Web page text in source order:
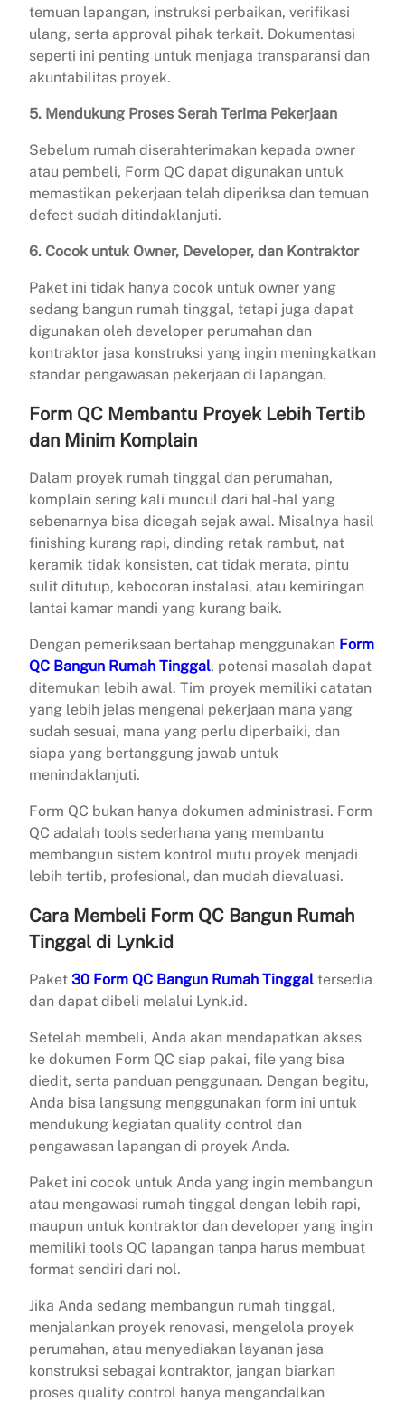
temuan lapangan, instruksi perbaikan, verifikasi
ulang, serta approval pihak terkait. Dokumentasi
seperti ini penting untuk menjaga transparansi dan
akuntabilitas proyek.
5. Mendukung Proses Serah Terima Pekerjaan
Sebelum rumah diserahterimakan kepada owner
atau pembeli, Form QC dapat digunakan untuk
memastikan pekerjaan telah diperiksa dan temuan
defect sudah ditindaklanjuti.
6. Cocok untuk Owner, Developer, dan Kontraktor
Paket ini tidak hanya cocok untuk owner yang
sedang bangun rumah tinggal, tetapi juga dapat
digunakan oleh developer perumahan dan
kontraktor jasa konstruksi yang ingin meningkatkan
standar pengawasan pekerjaan di lapangan.
Form QC Membantu Proyek Lebih Tertib
dan Minim Komplain
Dalam proyek rumah tinggal dan perumahan,
komplain sering kali muncul dari hal-hal yang
sebenarnya bisa dicegah sejak awal. Misalnya hasil
finishing kurang rapi, dinding retak rambut, nat
keramik tidak konsisten, cat tidak merata, pintu
sulit ditutup, kebocoran instalasi, atau kemiringan
lantai kamar mandi yang kurang baik.
Dengan pemeriksaan bertahap menggunakan Form
QC Bangun Rumah Tinggal, potensi masalah dapat
ditemukan lebih awal. Tim proyek memiliki catatan
yang lebih jelas mengenai pekerjaan mana yang
sudah sesuai, mana yang perlu diperbaiki, dan
siapa yang bertanggung jawab untuk
menindaklanjuti.
Form QC bukan hanya dokumen administrasi. Form
QC adalah tools sederhana yang membantu
membangun sistem kontrol mutu proyek menjadi
lebih tertib, profesional, dan mudah dievaluasi.
Cara Membeli Form QC Bangun Rumah
Tinggal di Lynk.id
Paket 30 Form QC Bangun Rumah Tinggal tersedia
dan dapat dibeli melalui Lynk.id.
Setelah membeli, Anda akan mendapatkan akses
ke dokumen Form QC siap pakai, file yang bisa
diedit, serta panduan penggunaan. Dengan begitu,
Anda bisa langsung menggunakan form ini untuk
mendukung kegiatan quality control dan
pengawasan lapangan di proyek Anda.
Paket ini cocok untuk Anda yang ingin membangun
atau mengawasi rumah tinggal dengan lebih rapi,
maupun untuk kontraktor dan developer yang ingin
memiliki tools QC lapangan tanpa harus membuat
format sendiri dari nol.
Jika Anda sedang membangun rumah tinggal,
menjalankan proyek renovasi, mengelola proyek
perumahan, atau menyediakan layanan jasa
konstruksi sebagai kontraktor, jangan biarkan
proses quality control hanya mengandalkan